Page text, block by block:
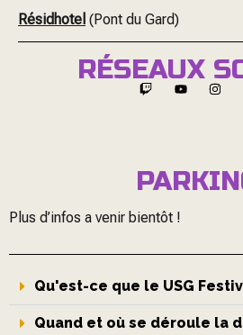
Résidhotel (Pont du Gard)
RÉSEAUX
Plus d’infos a venir bientôt !
Qu'est-ce que le USG
Quand et où se déroule la